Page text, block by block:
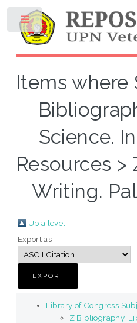
Items where
Science.
Resources >
Writing.
Up a level
Export as
Library of Congress
Z Bibliography.